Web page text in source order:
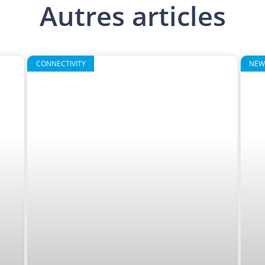
Autres articles
CONNECTIVITY